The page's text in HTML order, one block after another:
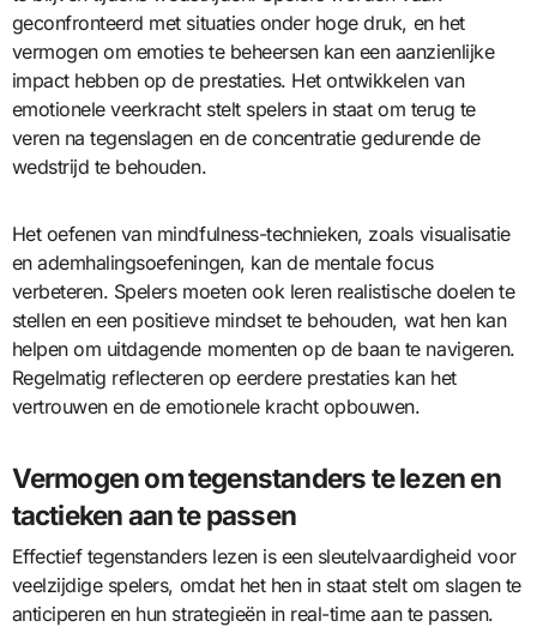
geconfronteerd met situaties onder hoge druk, en het
vermogen om emoties te beheersen kan een aanzienlijke
impact hebben op de prestaties. Het ontwikkelen van
emotionele veerkracht stelt spelers in staat om terug te
veren na tegenslagen en de concentratie gedurende de
wedstrijd te behouden.
Het oefenen van mindfulness-technieken, zoals visualisatie
en ademhalingsoefeningen, kan de mentale focus
verbeteren. Spelers moeten ook leren realistische doelen te
stellen en een positieve mindset te behouden, wat hen kan
helpen om uitdagende momenten op de baan te navigeren.
Regelmatig reflecteren op eerdere prestaties kan het
vertrouwen en de emotionele kracht opbouwen.
Vermogen om tegenstanders te lezen en
tactieken aan te passen
Effectief tegenstanders lezen is een sleutelvaardigheid voor
veelzijdige spelers, omdat het hen in staat stelt om slagen te
anticiperen en hun strategieën in real-time aan te passen.